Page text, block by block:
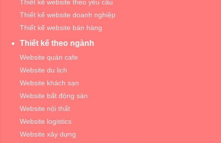
Thiết kế website theo yêu cầu
Thiết kế website doanh nghiệp
Thiết kế website bán hàng
Thiết kế theo ngành
Website quán cafe
Website du lịch
Website khách sạn
Website bất động sản
Website nội thất
Website logistics
Website xây dựng